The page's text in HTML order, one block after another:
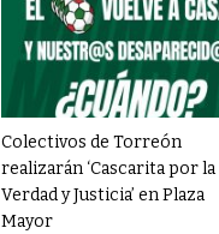
Colectivos de Torreón
realizarán ‘Cascarita por la
Verdad y Justicia’ en Plaza
Mayor